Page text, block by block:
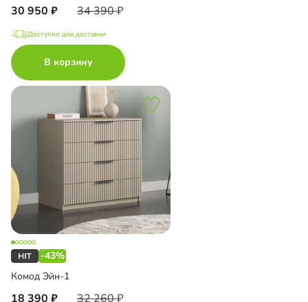
30 950 34 390
Доступно для доставки
В корзину
-43%
Комод Эйн-1
18 390 32 260